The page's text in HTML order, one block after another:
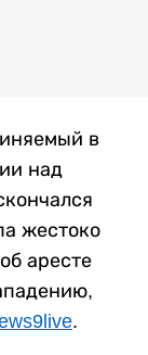
в
над
жестоко
аресте
.